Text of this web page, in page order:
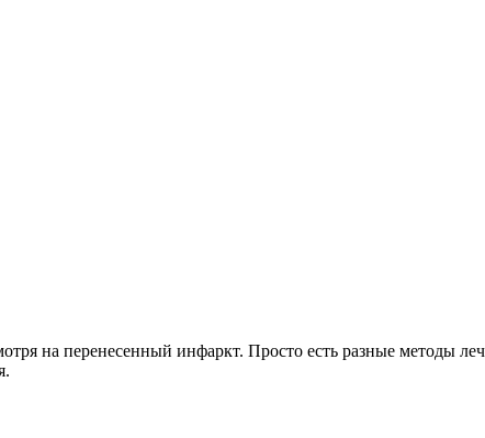
на перенесенный инфаркт. Просто есть разные методы